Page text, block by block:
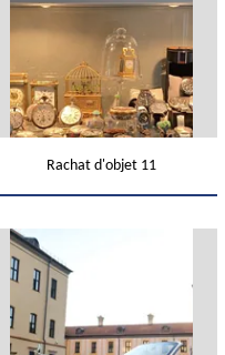
Rachat d'objet 11